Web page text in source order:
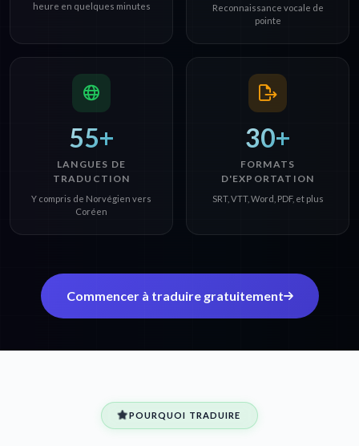
heure en quelques minutes
Reconnaissance vocale de
pointe
55+
LANGUES DE
TRADUCTION
Y compris de Norvégien vers
Coréen
30+
FORMATS
D'EXPORTATION
SRT, VTT, Word, PDF, et plus
Commencer à traduire gratuitement
POURQUOI TRADUIRE